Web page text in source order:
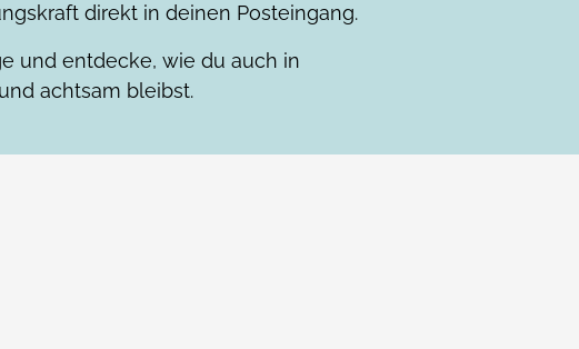
direkt in deinen Posteingang.
und entdecke, wie du auch in
achtsam bleibst.